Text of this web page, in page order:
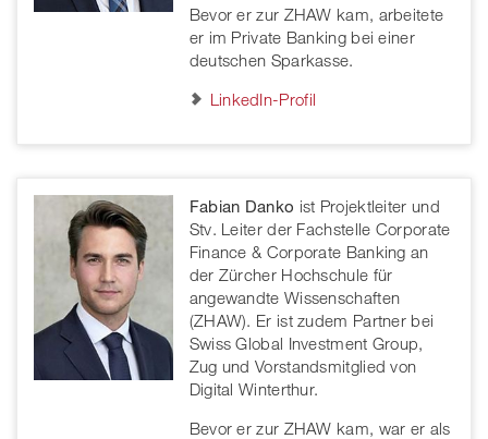
Bevor er zur ZHAW kam, arbeitete
er im Private Banking bei einer
deutschen Sparkasse.
LinkedIn-Profil
Fabian Danko ist Projektleiter und
Stv. Leiter der Fachstelle Corporate
Finance & Corporate Banking an
der Zürcher Hochschule für
angewandte Wissenschaften
(ZHAW). Er ist zudem Partner bei
Swiss Global Investment Group,
Zug und Vorstandsmitglied von
Digital Winterthur.
Bevor er zur ZHAW kam, war er als